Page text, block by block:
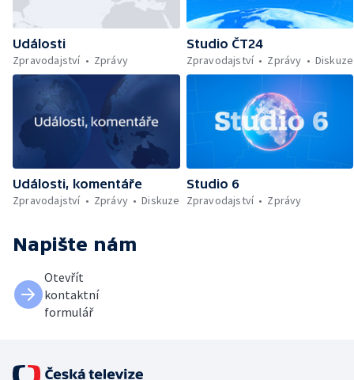
Události
Zpravodajství
Zprávy
Studio ČT24
Zpravodajství
Zprávy Diskuze
Události, komentáře
Zpravodajství
Zprávy Diskuze
Studio 6
Zpravodajství
Zprávy
Napište nám
Otevřít
kontaktní
formulář